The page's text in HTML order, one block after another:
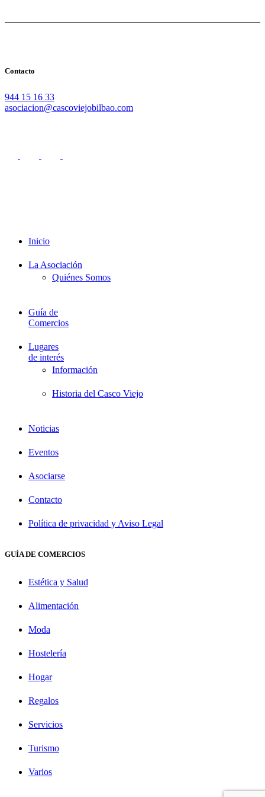
Contacto
944 15 16 33
asociacion@cascoviejobilbao.com
Inicio
La Asociación
Quiénes Somos
Guía de
Comercios
Lugares
de interés
Información
Historia del Casco Viejo
Noticias
Eventos
Asociarse
Contacto
Política de privacidad y Aviso Legal
GUÍA DE COMERCIOS
Estética y Salud
Alimentación
Moda
Hostelería
Hogar
Regalos
Servicios
Turismo
Varios